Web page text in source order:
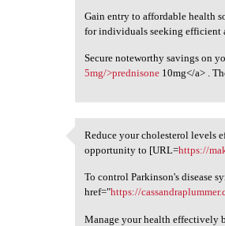
Gain entry to affordable health
for individuals seeking efficient
Secure noteworthy savings on
5mg/>prednisone 10mg</a> .
Reduce your cholesterol
Reduce your cholesterol levels
opportunity to [URL=https://
To control Parkinson's disease
href="https://
Manage your health effectively